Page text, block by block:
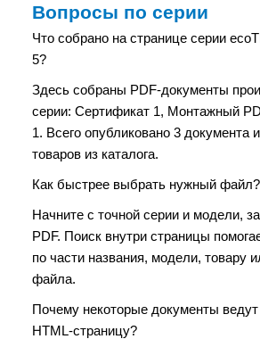
Вопросы по серии
Что собрано на странице серии
5?
Здесь собраны PDF-документы
серии: Сертификат 1, Монтажный
1. Всего опубликовано 3 документа
товаров из каталога.
Как быстрее выбрать нужный файл?
Начните с точной серии и модели,
PDF. Поиск внутри страницы
по части названия, модели, товару
файла.
Почему некоторые документы
HTML-страницу?